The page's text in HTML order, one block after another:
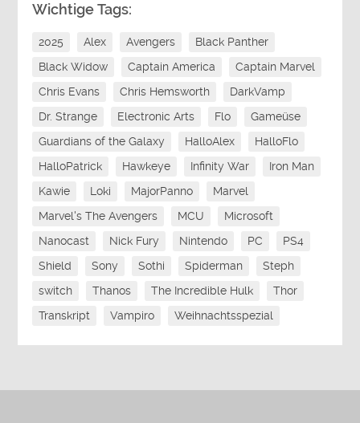
Wichtige Tags:
2025 Alex Avengers
Black Panther
Black Widow
Captain America
Captain Marvel
Chris Evans
Chris Hemsworth
DarkVamp
Dr. Strange
Electronic Arts Flo
Gameüse
Guardians of the Galaxy
HalloAlex
HalloFlo
HalloPatrick
Hawkeye Infinity War
Iron Man
Kawie
Loki MajorPanno
Marvel
Marvel's The Avengers
MCU
Microsoft
Nanocast
Nick Fury Nintendo PC
PS4
Shield
Sony Sothi Spiderman
Steph
switch
Thanos The Incredible Hulk
Thor
Transkript
Vampiro Weihnachtsspezial